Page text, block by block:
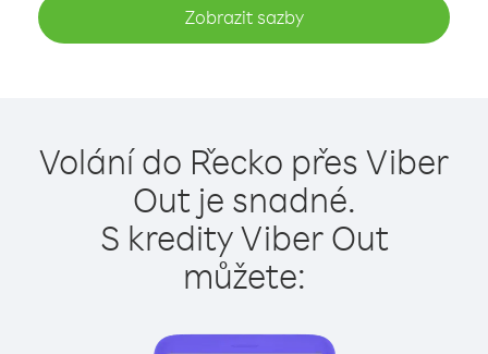
Zobrazit sazby
Volání do Řecko přes Viber
Out je snadné.
S kredity Viber Out
můžete: